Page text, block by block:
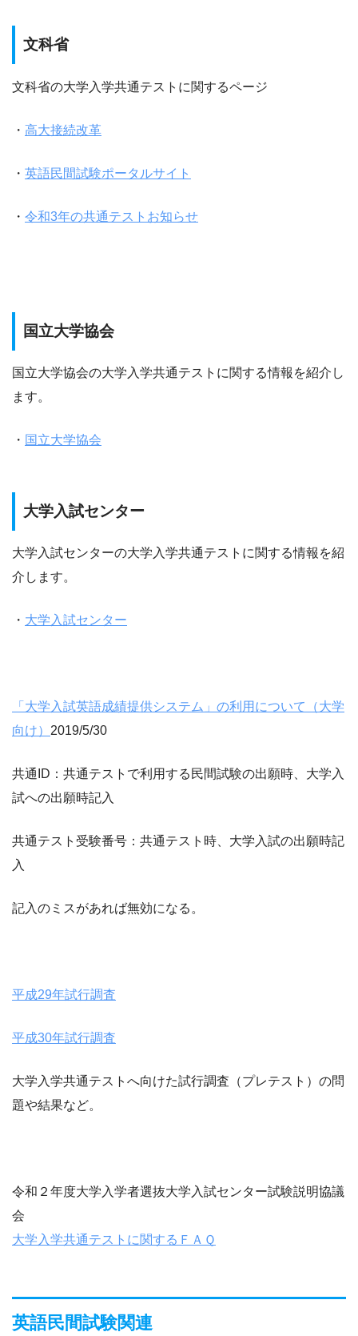
文科省
文科省の大学入学共通テストに関するページ
・ 高大接続改革
・ 英語民間試験ポータルサイト
・ 令和3年の共通テストお知らせ
国立大学協会
国立大学協会の大学入学共通テストに関する情報を紹介し
ます。
・ 国立大学協会
大学入試センター
大学入試センターの大学入学共通テストに関する情報を紹
介します。
・ 大学入試センター
「大学入試英語成績提供システム」の利用について（大学
向け） 2019/5/30
共通ID：共通テストで利用する民間試験の出願時、大学入
試への出願時記入
共通テスト受験番号：共通テスト時、大学入試の出願時記
入
記入のミスがあれば無効になる。
平成29年試行調査
平成30年試行調査
大学入学共通テストへ向けた試行調査（プレテスト）の問
題や結果など。
令和２年度⼤学⼊学者選抜⼤学⼊試センター試験説明協議
会
⼤学⼊学共通テストに関するＦＡＱ
英語民間試験関連